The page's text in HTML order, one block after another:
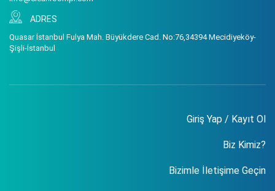
ADRES
Quasar İstanbul Fulya Mah. Büyükdere Cad. No:76,34394 Mecidiyeköy-
Şişli-İstanbul
Giriş Yap / Kayıt Ol
Biz Kimiz?
Bizimle İletişime Geçin